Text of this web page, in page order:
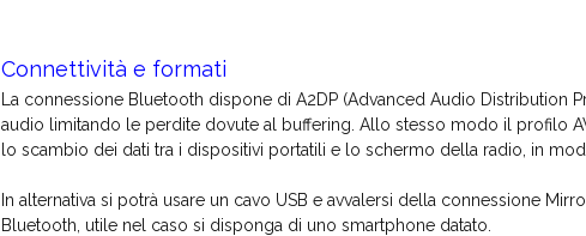
Connettività e formati
La connessione Bluetooth dispone di A2DP (Advanced Audio
audio limitando le perdite dovute al buffering. Allo stesso modo il profilo
lo scambio dei dati tra i dispositivi portatili e lo schermo della radio, in
In alternativa si potrà usare un cavo USB e avvalersi della connessione
Bluetooth, utile nel caso si disponga di uno smartphone datato.